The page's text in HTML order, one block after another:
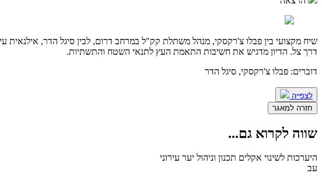
שיח מקצועי בין פבלו צ'רקסקי, מנהל משתלת קק"ל במרחב דרום, לבין סיגל הדר, אילנאית
דרך צל. הדיון מדגיש את חשיבות התאמת העץ לתנאי השטח והתשתיות.
דוברים: פבלו צ'רקסקי, סיגל הדר
לצפייה
חזרה למאגר
שווה לקרוא גם...
היערכות לשינוי אקלים תכנון וניהול יער עירוני
עב